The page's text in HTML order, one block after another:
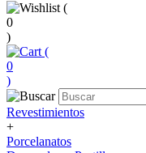
(
0
)
(
0
)
Revestimientos
+
Porcelanatos